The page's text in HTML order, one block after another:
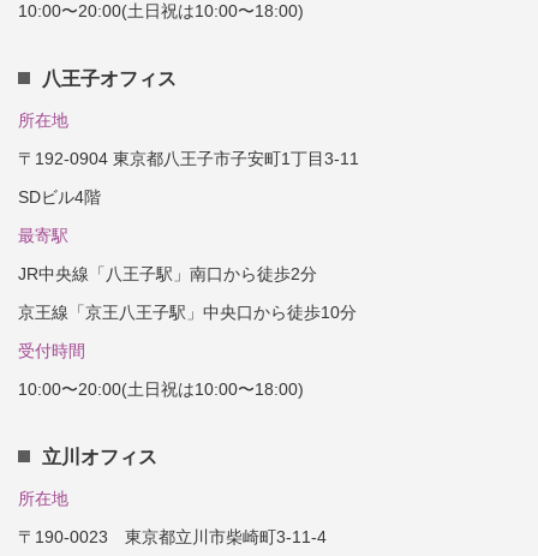
10:00〜20:00(土日祝は10:00〜18:00)
八王子オフィス
所在地
〒192-0904 東京都八王子市子安町1丁目3-11
SDビル4階
最寄駅
JR中央線「八王子駅」南口から徒歩2分
京王線「京王八王子駅」中央口から徒歩10分
受付時間
10:00〜20:00(土日祝は10:00〜18:00)
立川オフィス
所在地
〒190-0023 東京都立川市柴崎町3-11-4